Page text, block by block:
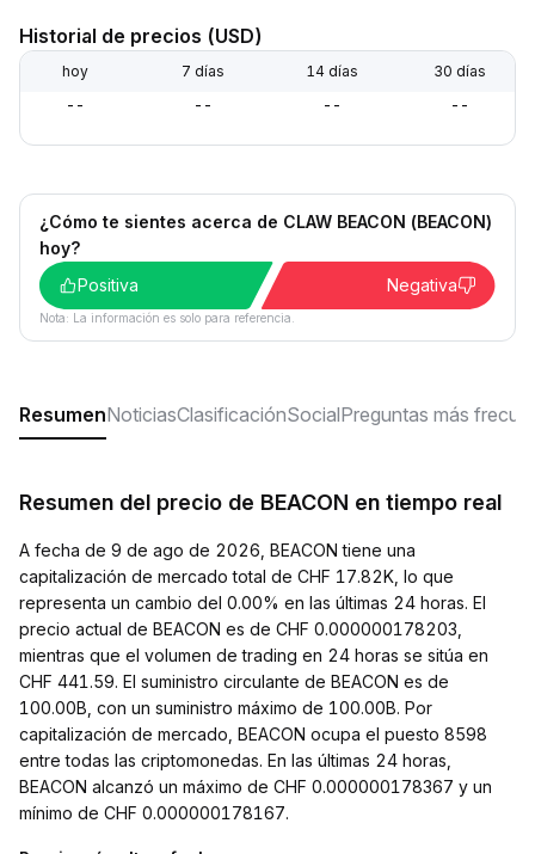
Historial de precios (USD)
hoy 7 días 14 días 30 días
-- -- -- --
¿Cómo te sientes acerca de CLAW BEACON (BEACON)
hoy?
Positiva
Negativa
Nota: La información es solo para referencia.
ResumenNoticiasClasificaciónSocialPreguntas más
Resumen del precio de BEACON en tiempo real
A fecha de 9 de ago de 2026, BEACON tiene una
capitalización de mercado total de CHF 17.82K, lo que
representa un cambio del 0.00% en las últimas 24 horas. El
precio actual de BEACON es de CHF 0.000000178203,
mientras que el volumen de trading en 24 horas se sitúa en
CHF 441.59. El suministro circulante de BEACON es de
100.00B, con un suministro máximo de 100.00B. Por
capitalización de mercado, BEACON ocupa el puesto 8598
entre todas las criptomonedas. En las últimas 24 horas,
BEACON alcanzó un máximo de CHF 0.000000178367 y un
mínimo de CHF 0.000000178167.